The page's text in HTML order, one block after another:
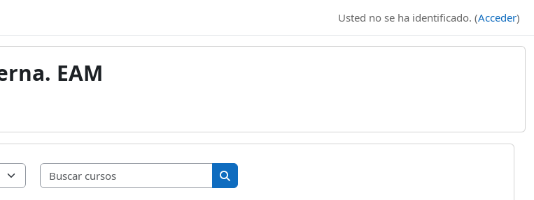
Usted no se ha identificado. (Acceder)
EAM
Buscar cursos
Buscar cursos